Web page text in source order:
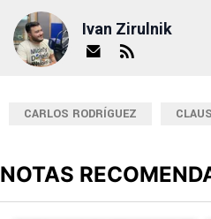
Ivan Zirulnik
CARLOS RODRÍGUEZ
NOTAS